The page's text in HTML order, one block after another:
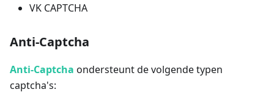
VK CAPTCHA
Anti-Captcha
Anti-Captcha ondersteunt de volgende typen
captcha's: